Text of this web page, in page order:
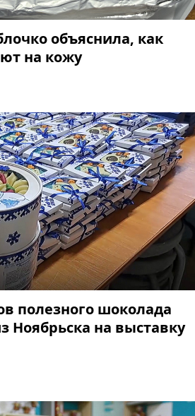
объяснила, как
на кожу
полезного шоколада
Ноябрьска на выставку